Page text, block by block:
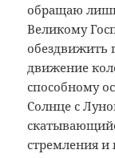
обращаю
Великому
обездвижить
движение
способному
Солнце с
стремления и